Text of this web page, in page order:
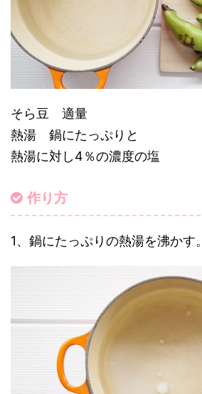
そら豆 適量
熱湯 鍋にたっぷりと
熱湯に対し4％の濃度の塩
作り方
1、鍋にたっぷりの熱湯を沸かす。